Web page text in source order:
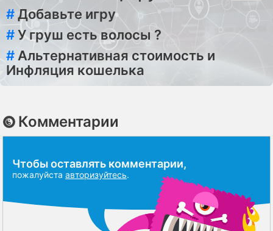
#Добавьте игру
#У груш есть волосы ?
# Альтернативная стоимость и
Инфляция кошелька
Комментарии
Чтобы оставлять комментарии,
пожалуйста авторизуйтесь.